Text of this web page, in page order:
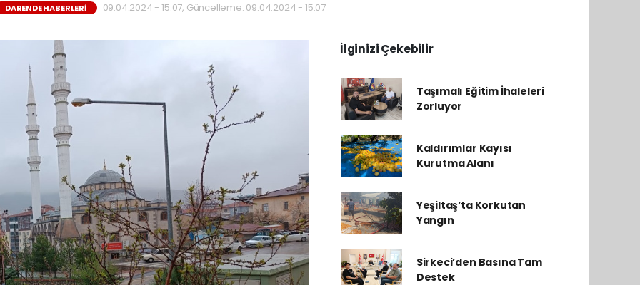
DARENDE HABERLERI 09.04.2024 - 15:07, Güncelleme: 09.04.2024 - 15:07
İlginizi Çekebilir
Taşımalı Eğitim İhaleleri
Zorluyor
Kaldırımlar Kayısı
Kurutma Alanı
Yeşiltaş’ta Korkutan
Yangın
Sirkeci’den Basına Tam
Destek